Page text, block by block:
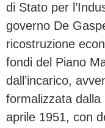
di Stato per
governo De
ricostruzione
fondi del Piano
dall’incarico,
formalizzata
aprile 1951, con